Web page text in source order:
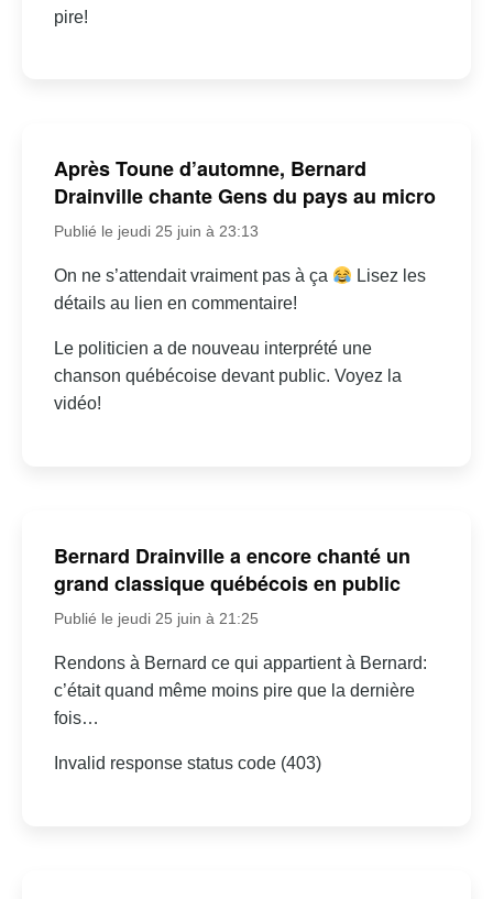
pire!
Après Toune d’automne, Bernard
Drainville chante Gens du pays au micro
Publié le jeudi 25 juin à 23:13
On ne s’attendait vraiment pas à ça
Lisez les
détails au lien en commentaire!
Le politicien a de nouveau interprété une
chanson québécoise devant public. Voyez la
vidéo!
Bernard Drainville a encore chanté un
grand classique québécois en public
Publié le jeudi 25 juin à 21:25
Rendons à Bernard ce qui appartient à Bernard:
c’était quand même moins pire que la dernière
fois…
Invalid response status code (403)